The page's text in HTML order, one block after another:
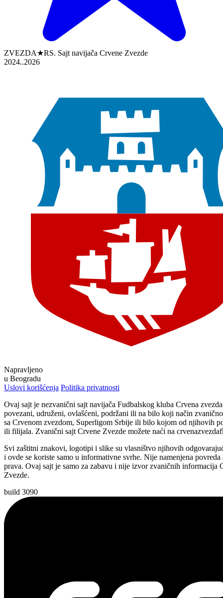
ZVEZDA★RS. Sajt navijača Crvene Zvezde
2024..2026
Napravljeno
u Beogradu
Uslovi korišćenja Politika privatnosti
Ovaj sajt je nezvanični sajt navijača Fudbalskog kluba Crvena
povezani, udruženi, ovlašćeni, podržani ili na bilo koji način
sa Crvenom zvezdom, Superligom Srbije ili bilo kojom od njihovih
ili filijala. Zvanični sajt Crvene Zvezde možete naći na
Svi zaštitni znakovi, logotipi i slike su vlasništvo njihovih
i ovde se koriste samo u informativne svrhe. Nije namenjena povreda
prava. Ovaj sajt je samo za zabavu i nije izvor zvaničnih informacija
Zvezde.
build 3090